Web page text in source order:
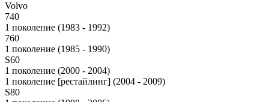
Volvo
740
1 поколение (1983 - 1992)
760
1 поколение (1985 - 1990)
S60
1 поколение (2000 - 2004)
1 поколение [рестайлинг] (2004 - 2009)
S80